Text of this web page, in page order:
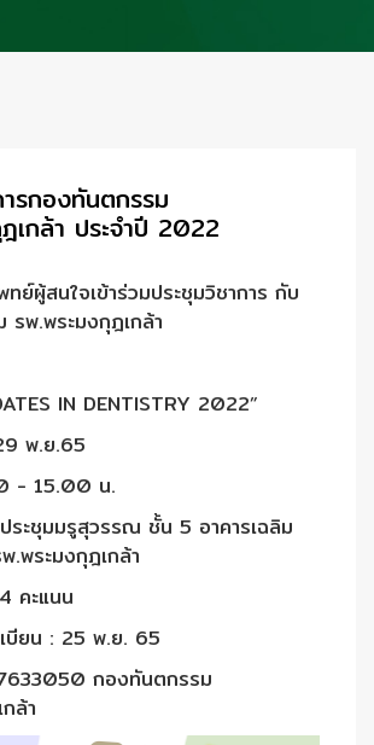
รกองทันตกรรม
เกล้า ประจำปี 2022
ย์ผู้สนใจเข้าร่วมประชุมวิชาการ กับ
พ.พระมงกุฎเกล้า
IN DENTISTRY 2022”
พ.ย.65
- 15.00 น.
ระชุมมรูสุวรรณ ชั้น 5 อาคารเฉลิม
.พระมงกุฎเกล้า
คะแนน
บียน : 25 พ.ย. 65
กองทันตกรรม
ล้า